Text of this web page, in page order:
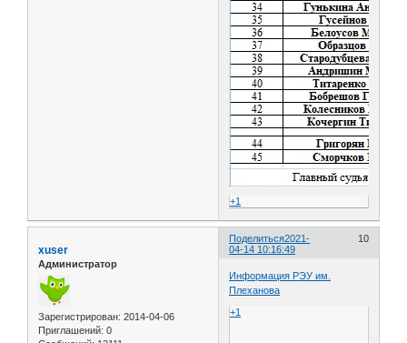
+1
Поделиться 10
2021-
04-14 10:16:49
xuser
Администратор
Зарегистрирован: 2014-04-06
Приглашений: 0
Информация РЭУ им.
Плеханова
+1